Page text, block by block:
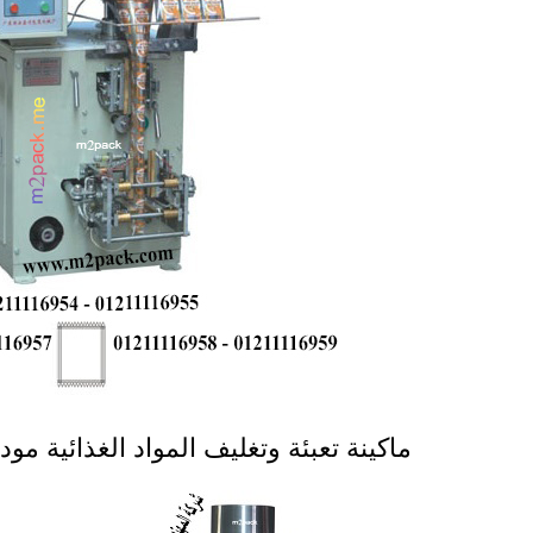
ماكينة تعبئة وتغليف المواد الغذائية موديل 905 ماركة